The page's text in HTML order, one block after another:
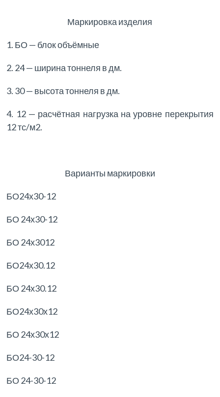
Маркировка изделия
1. БО — блок объёмные
2. 24 — ширина тоннеля в дм.
3. 30 — высота тоннеля в дм.
4. 12 — расчётная нагрузка на уровне перекрытия
12 тс/м2.
Варианты маркировки
БО24х30-12
БО 24х30-12
БО 24х3012
БО24х30.12
БО 24х30.12
БО24х30х12
БО 24х30х12
БО24-30-12
БО 24-30-12